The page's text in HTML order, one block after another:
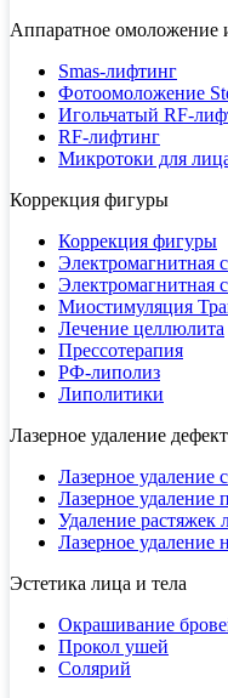
Аппаратное омоложение
Smas-лифтинг
Фотоомоложение
Игольчатый RF-
RF-лифтинг
Микротоки для
Коррекция фигуры
Коррекция фигуры
Электромагнитная
Электромагнитная
Миостимуляция
Лечение целлюлита
Прессотерапия
РФ-липолиз
Липолитики
Лазерное удаление
Лазерное удаление
Лазерное удаление
Удаление растяжек
Лазерное удаление
Эстетика лица и тела
Окрашивание
Прокол ушей
Солярий